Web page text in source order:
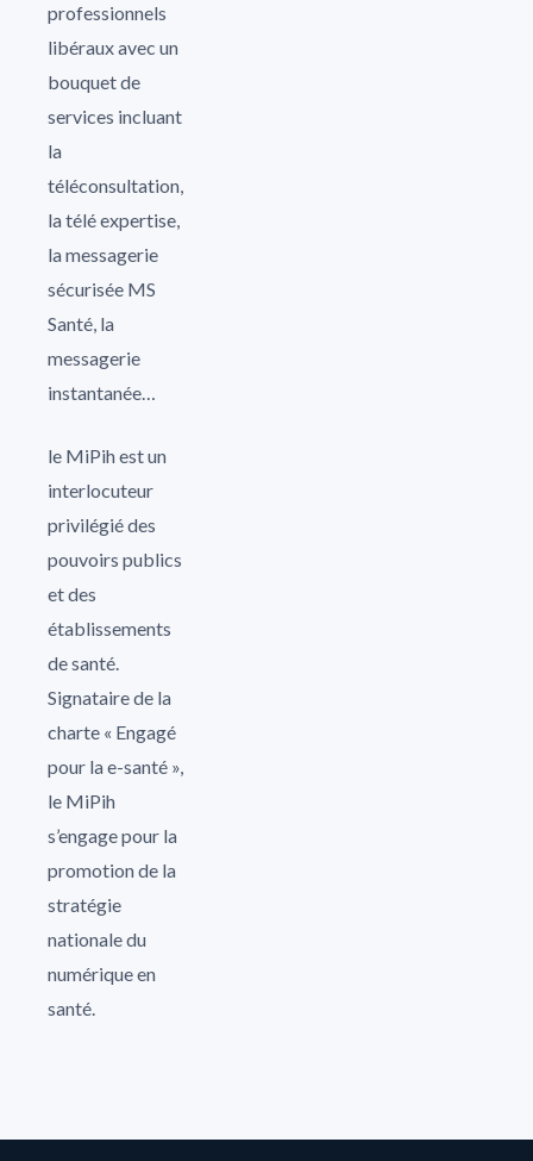
professionnels
libéraux avec un
bouquet de
services incluant
la
téléconsultation,
la télé expertise,
la messagerie
sécurisée MS
Santé, la
messagerie
instantanée…
le MiPih est un
interlocuteur
privilégié des
pouvoirs publics
et des
établissements
de santé.
Signataire de la
charte « Engagé
pour la e-santé »,
le MiPih
s’engage pour la
promotion de la
stratégie
nationale du
numérique en
santé.